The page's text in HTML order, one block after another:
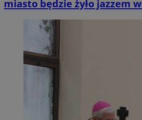
miasto będzie żyło jazzem